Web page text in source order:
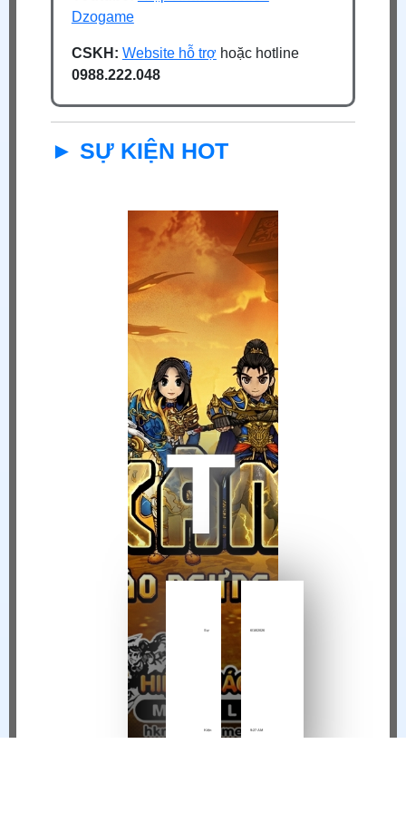
Dzogame
CSKH: Website hỗ trợ hoặc hotline
0988.222.048
► SỰ KIỆN HOT
THÔNG BÁO NGỪNG VẬN HÀNH HIỆP KHÁCH MOBILE TẠI VIỆT NAM
Sự
Kiện
6/18/2026
9:27 AM